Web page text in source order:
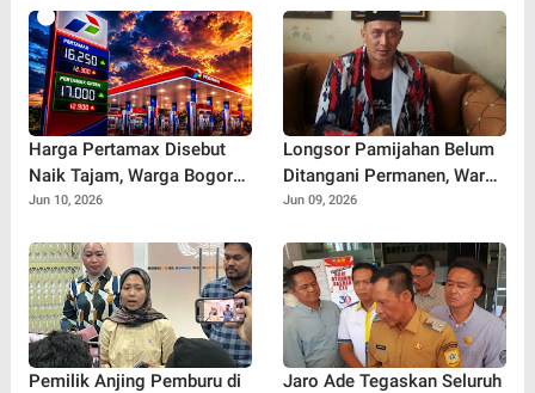
Harga Pertamax Disebut
Naik Tajam, Warga Bogor
Ramai Soroti Dampaknya
Jun 10, 2026
Longsor Pamijahan Belum
Ditangani Permanen, Warga
Khawatir Ancaman Longsor
Sukabumi
Jun 09, 2026
Pemilik Anjing Pemburu di
Jaro Ade Tegaskan Seluruh